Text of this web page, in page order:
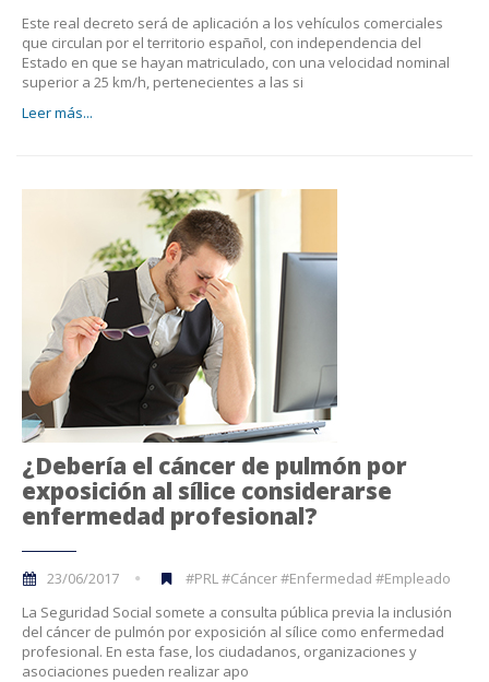
Este real decreto será de aplicación a los vehículos comerciales
que circulan por el territorio español, con independencia del
Estado en que se hayan matriculado, con una velocidad nominal
superior a 25 km/h, pertenecientes a las si
Leer más...
¿Debería el cáncer de pulmón por
exposición al sílice considerarse
enfermedad profesional?
23/06/2017
#PRL #Cáncer #Enfermedad #Empleado
La Seguridad Social somete a consulta pública previa la inclusión
del cáncer de pulmón por exposición al sílice como enfermedad
profesional. En esta fase, los ciudadanos, organizaciones y
asociaciones pueden realizar apo